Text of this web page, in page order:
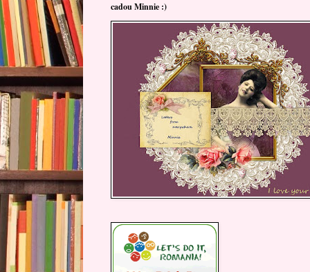
cadou Minnie :)